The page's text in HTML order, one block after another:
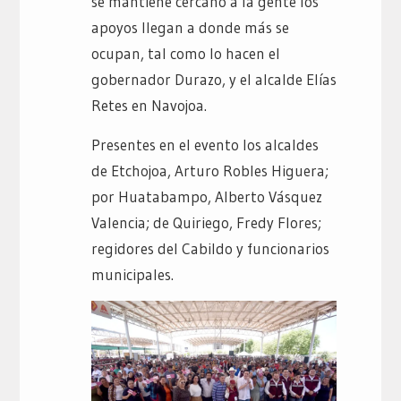
apoyos llegan a donde más se
ocupan, tal como lo hacen el
gobernador Durazo, y el alcalde Elías
Retes en Navojoa.
Presentes en el evento los alcaldes
de Etchojoa, Arturo Robles Higuera;
por Huatabampo, Alberto Vásquez
Valencia; de Quiriego, Fredy Flores;
regidores del Cabildo y funcionarios
municipales.